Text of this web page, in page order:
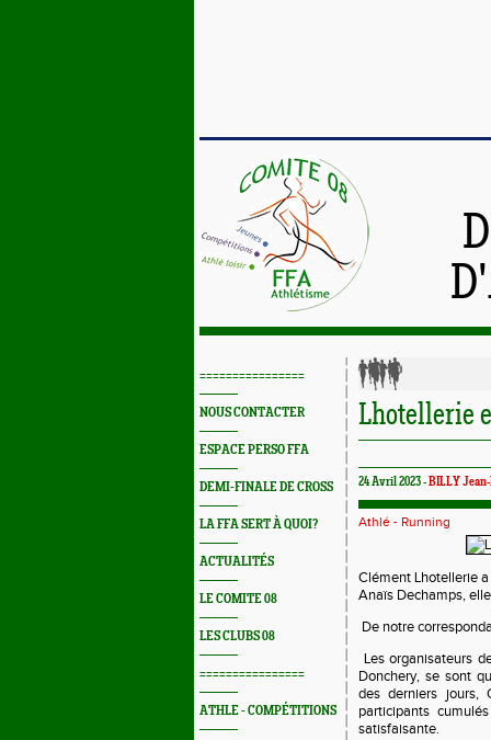
================
NOUS CONTACTER
ESPACE PERSO FFA
DEMI-FINALE DE CROSS
LA FFA SERT À QUOI?
ACTUALITÉS
LE COMITE 08
LES CLUBS 08
================
ATHLE - COMPÉTITIONS
Lhotellerie
24 Avril 2023 -BILLY
Athlé - Running
Clément Lhotellerie
Anaïs Dechamps,
De notre
Les organisateurs
Donchery, se sont
des derniers jours,
participants
satisfaisante.